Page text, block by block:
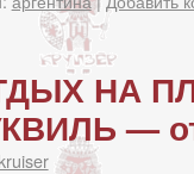
НА
—
kruiser